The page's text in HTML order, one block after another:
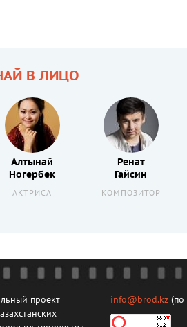
В ЛИЦО
Алтынай
Ногербек
АКТРИСА
Ренат
Гайсин
КОМПОЗИТОР
проект
info@brod.kz (по